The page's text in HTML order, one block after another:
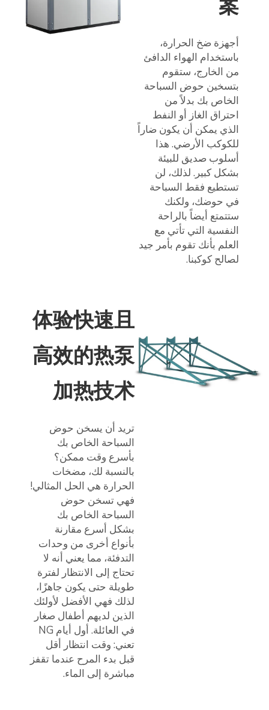
案
أجهزة ضخ الحرارة،
باستخدام الهواء الدافئ
من الخارج، ستقوم
بتسخين حوض السباحة
الخاص بك بدلاً من
احتراق الغاز أو النفط
الذي يمكن أن يكون ضاراً
للكوكب الأرضي. هذا
أسلوب صديق للبيئة
بشكل كبير. لذلك، لن
تستطيع فقط السباحة
في حوضك، ولكنك
ستتمتع أيضاً بالراحة
النفسية التي تأتي مع
العلم بأنك تقوم بأمر جيد
لصالح كوكبنا.
体验快速且
高效的热泵
加热技术
تريد أن يسخن حوض
السباحة الخاص بك
بأسرع وقت ممكن؟
بالنسبة لك، مضخات
الحرارة هي الحل المثالي!
فهي تسخن حوض
السباحة الخاص بك
بشكل أسرع مقارنة
بأنواع أخرى من وحدات
التدفئة، مما يعني أنه لا
تحتاج إلى الانتظار لفترة
طويلة حتى يكون جاهزًا،
لذلك فهي الأفضل لأولئك
الذين لديهم أطفال صغار
في العائلة. أول أيام NG
تعني: وقت انتظار أقل
قبل بدء المرح عندما تقفز
مباشرة إلى الماء.